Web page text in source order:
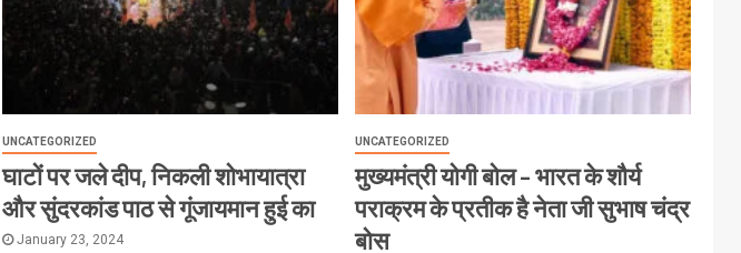
UNCATEGORIZED
घाटों पर जले दीप, निकली शोभायात्रा
और सुंदरकांड पाठ से गूंजायमान हुई का
January 23, 2024
UNCATEGORIZED
मुख्यमंत्री योगी बोल – भारत के शौर्य
पराक्रम के प्रतीक है नेता जी सुभाष चंद्र
बोस